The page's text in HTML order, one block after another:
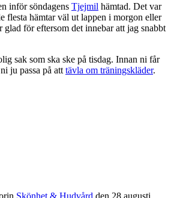
inför söndagens Tjejmil hämtad. Det var
flesta hämtar väl ut lappen i morgon eller
glad för eftersom det innebar att jag snabbt
sak som ska ske på tisdag. Innan ni får
ju passa på att tävla om träningskläder.
Skönhet & Hudvård den 28 augusti,